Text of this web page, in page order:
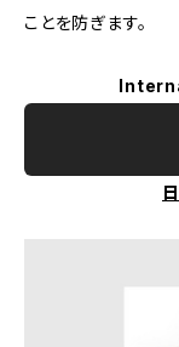
ことを防ぎます。